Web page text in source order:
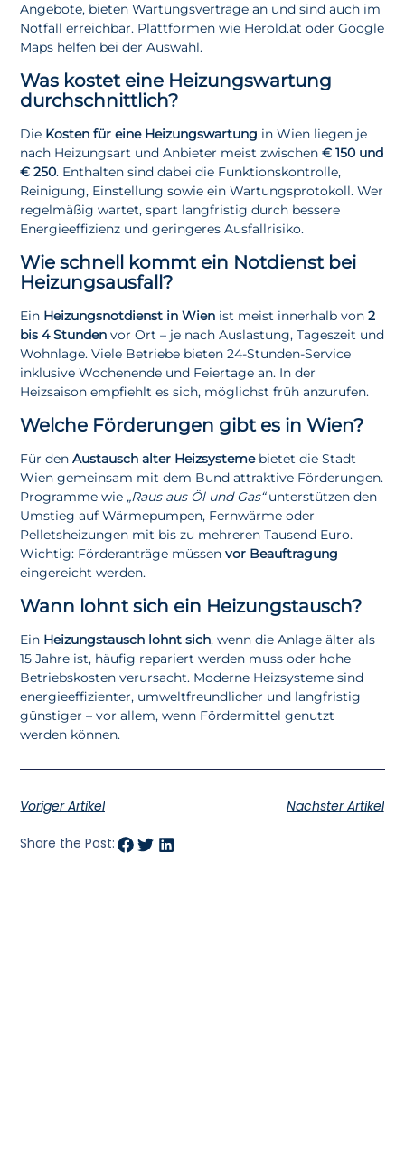
Angebote, bieten Wartungsverträge an und sind auch im
Notfall erreichbar. Plattformen wie Herold.at oder Google
Maps helfen bei der Auswahl.
Was kostet eine Heizungswartung
durchschnittlich?
Die Kosten für eine Heizungswartung in Wien liegen je
nach Heizungsart und Anbieter meist zwischen€ 150 und
€ 250. Enthalten sind dabei die Funktionskontrolle,
Reinigung, Einstellung sowie ein Wartungsprotokoll. Wer
regelmäßig wartet, spart langfristig durch bessere
Energieeffizienz und geringeres Ausfallrisiko.
Wie schnell kommt ein Notdienst bei
Heizungsausfall?
Ein Heizungsnotdienst in Wien ist meist innerhalb von2
bis 4 Stunden vor Ort – je nach Auslastung, Tageszeit und
Wohnlage. Viele Betriebe bieten 24-Stunden-Service
inklusive Wochenende und Feiertage an. In der
Heizsaison empfiehlt es sich, möglichst früh anzurufen.
Welche Förderungen gibt es in Wien?
Für denAustausch alter Heizsystemebietet die Stadt
Wien gemeinsam mit dem Bund attraktive Förderungen.
Programme wie „Raus aus Öl und Gas“unterstützen den
Umstieg auf Wärmepumpen, Fernwärme oder
Pelletsheizungen mit bis zu mehreren Tausend Euro.
Wichtig: Förderanträge müssenvor Beauftragung
eingereicht werden.
Wann lohnt sich ein Heizungstausch?
Ein Heizungstausch lohnt sich, wenn die Anlage älter als
15 Jahre ist, häufig repariert werden muss oder hohe
Betriebskosten verursacht. Moderne Heizsysteme sind
energieeffizienter, umweltfreundlicher und langfristig
günstiger – vor allem, wenn Fördermittel genutzt
werden können.
Voriger Artikel Nächster Artikel
Share the Post: